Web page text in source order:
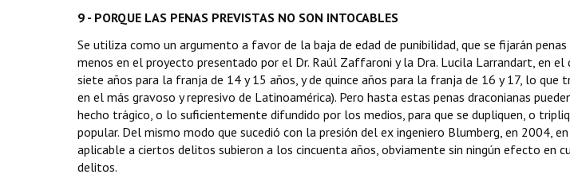
9 - PORQUE LAS PENAS PREVISTAS NO SON INTOCABLES
Se utiliza como un argumento a favor de la baja de edad de punibilidad, que se fijarán
menos en el proyecto presentado por el Dr. Raúl Zaffaroni y la Dra. Lucila Larrandart, en el
siete años para la franja de 14 y 15 años, y de quince años para la franja de 16 y 17, lo
en el más gravoso y represivo de Latinoamérica). Pero hasta estas penas draconianas
hecho trágico, o lo suficientemente difundido por los medios, para que se dupliquen, o
popular. Del mismo modo que sucedió con la presión del ex ingeniero Blumberg, en 2004,
aplicable a ciertos delitos subieron a los cincuenta años, obviamente sin ningún efecto en
delitos.